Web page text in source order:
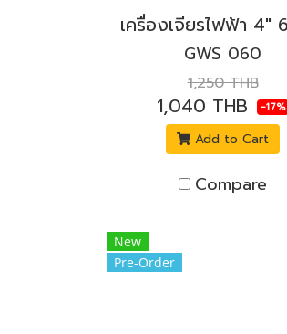
GWS 060
1,250 THB
1,040 THB -17%
Add to Cart
Compare
New
Pre-Order